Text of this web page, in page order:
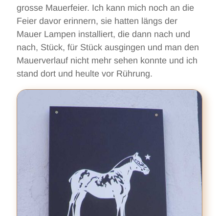
grosse Mauerfeier. Ich kann mich noch an die
Feier davor erinnern, sie hatten längs der
Mauer Lampen installiert, die dann nach und
nach, Stück, für Stück ausgingen und man den
Mauerverlauf nicht mehr sehen konnte und ich
stand dort und heulte vor Rührung.